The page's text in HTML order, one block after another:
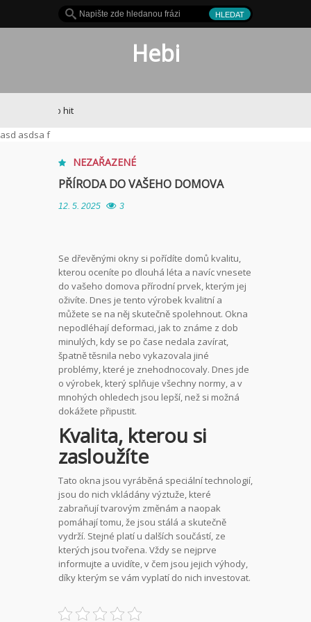
Hebi
Je to hit
asd asdsa f
NEZAŘAZENÉ
PŘÍRODA DO VAŠEHO DOMOVA
12. 5. 2025 3
Se dřevěnými okny si pořídíte domů kvalitu,
kterou oceníte po dlouhá léta a navíc vnesete
do vašeho domova přírodní prvek, kterým jej
oživíte. Dnes je tento výrobek kvalitní a
můžete se na něj skutečně spolehnout. Okna
nepodléhají deformaci, jak to známe z dob
minulých, kdy se po čase nedala zavírat,
špatně těsnila nebo vykazovala jiné
problémy, které je znehodnocovaly. Dnes jde
o výrobek, který splňuje všechny normy, a v
mnohých ohledech jsou lepší, než si možná
dokážete připustit.
Kvalita, kterou si
zasloužíte
Tato okna jsou vyráběná speciální technologií,
jsou do nich vkládány výztuže, které
zabraňují tvarovým změnám a naopak
pomáhají tomu, že jsou stálá a skutečně
vydrží. Stejné platí u dalších součástí, ze
kterých jsou tvořena. Vždy se nejprve
informujte a uvidíte, v čem jsou jejich výhody,
díky kterým se vám vyplatí do nich investovat.